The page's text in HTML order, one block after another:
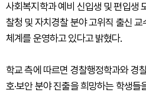
사회복지학과 예비 신입생 및 편입생
찰청 및 자치경찰 분야 고위직 출신
체계를 운영하고 있다고 밝혔다.
학교 측에 따르면 경찰행정학과와 경
호·보안 분야 진출을 희망하는 학생